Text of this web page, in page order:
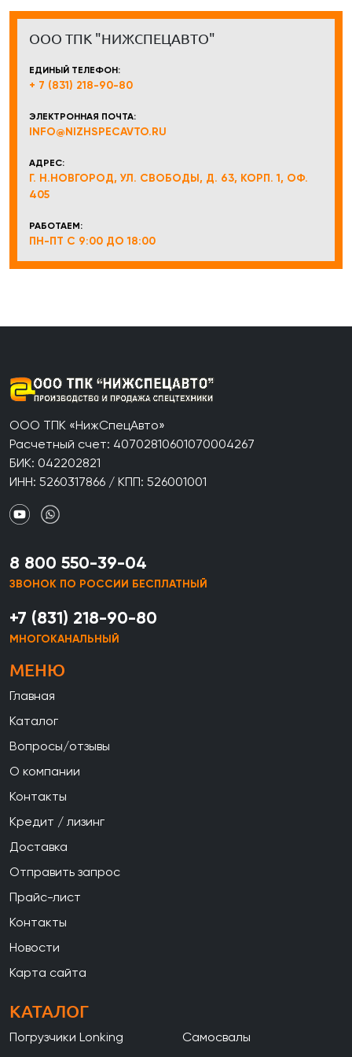
ООО ТПК "НИЖСПЕЦАВТО"
ЕДИНЫЙ ТЕЛЕФОН:
+ 7 (831) 218-90-80
ЭЛЕКТРОННАЯ ПОЧТА:
INFO@NIZHSPECAVTO.RU
АДРЕС:
Г. Н.НОВГОРОД, УЛ. СВОБОДЫ, Д. 63, КОРП. 1, ОФ.
405
РАБОТАЕМ:
ПН-ПТ С 9:00 ДО 18:00
ООО ТПК «НижСпецАвто»
Расчетный счет: 40702810601070004267
БИК: 042202821
ИНН: 5260317866 / КПП: 526001001
8 800 550-39-04
ЗВОНОК ПО РОССИИ БЕСПЛАТНЫЙ
+7 (831) 218-90-80
МНОГОКАНАЛЬНЫЙ
МЕНЮ
Главная
Каталог
Вопросы/отзывы
О компании
Контакты
Кредит / лизинг
Доставка
Отправить запрос
Прайс-лист
Контакты
Новости
Карта сайта
КАТАЛОГ
Погрузчики Lonking
Самосвалы